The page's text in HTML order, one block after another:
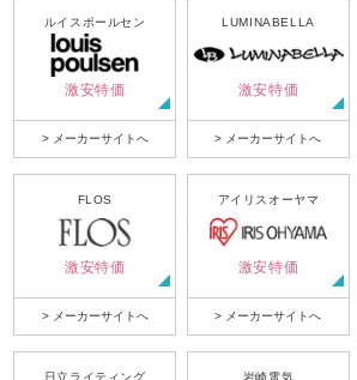
ルイスポールセン
激安特価
> メーカーサイトへ
LUMINABELLA
激安特価
> メーカーサイトへ
FLOS
激安特価
> メーカーサイトへ
アイリスオーヤマ
激安特価
> メーカーサイトへ
日立ライティング 岩崎電気